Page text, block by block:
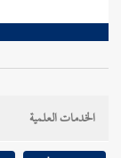
الخدمات العلمية